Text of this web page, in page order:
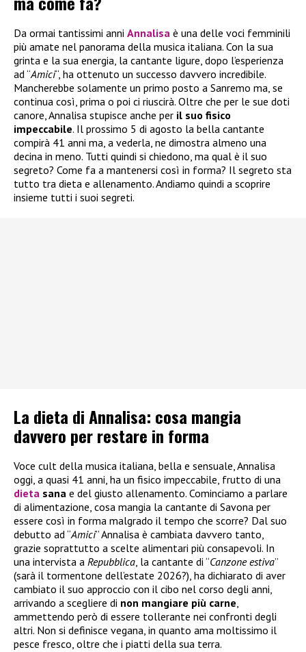
Da ormai tantissimi anni Annalisa è una delle voci femminili
più amate nel panorama della musica italiana. Con la sua
grinta e la sua energia, la cantante ligure, dopo l’esperienza
ad “Amici“, ha ottenuto un successo davvero incredibile.
Mancherebbe solamente un primo posto a Sanremo ma, se
continua così, prima o poi ci riuscirà. Oltre che per le sue doti
canore, Annalisa stupisce anche per il suo fisico
impeccabile. Il prossimo 5 di agosto la bella cantante
compirà 41 anni ma, a vederla, ne dimostra almeno una
decina in meno. Tutti quindi si chiedono, ma qual è il suo
segreto? Come fa a mantenersi così in forma? Il segreto sta
tutto tra dieta e allenamento. Andiamo quindi a scoprire
insieme tutti i suoi segreti.
La dieta di Annalisa: cosa mangia
davvero per restare in forma
Voce cult della musica italiana, bella e sensuale, Annalisa
oggi, a quasi 41 anni, ha un fisico impeccabile, frutto di una
dieta sana e del giusto allenamento. Cominciamo a parlare
di alimentazione, cosa mangia la cantante di Savona per
essere così in forma malgrado il tempo che scorre? Dal suo
debutto ad “Amici” Annalisa è cambiata davvero tanto,
grazie soprattutto a scelte alimentari più consapevoli. In
una intervista a Repubblica, la cantante di “Canzone estiva”
(sarà il tormentone dell’estate 2026?), ha dichiarato di aver
cambiato il suo approccio con il cibo nel corso degli anni,
arrivando a scegliere di non mangiare più carne,
ammettendo però di essere tollerante nei confronti degli
altri. Non si definisce vegana, in quanto ama moltissimo il
pesce fresco, oltre che i piatti della sua terra.